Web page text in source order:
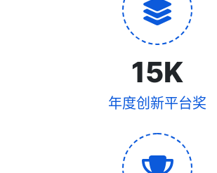
15K
年度创新平台奖